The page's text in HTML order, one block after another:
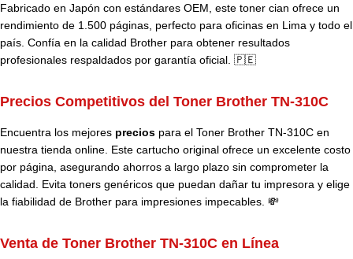
Fabricado en Japón con estándares OEM, este toner cian ofrece un
rendimiento de 1.500 páginas, perfecto para oficinas en Lima y todo el
país. Confía en la calidad Brother para obtener resultados
profesionales respaldados por garantía oficial. 🇵🇪
Precios Competitivos del Toner Brother TN-310C
Encuentra los mejores precios para el Toner Brother TN-310C en
nuestra tienda online. Este cartucho original ofrece un excelente costo
por página, asegurando ahorros a largo plazo sin comprometer la
calidad. Evita toners genéricos que puedan dañar tu impresora y elige
la fiabilidad de Brother para impresiones impecables. 💸
Venta de Toner Brother TN-310C en Línea